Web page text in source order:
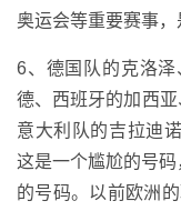
奥运会等重要赛事，
6、德国队的克洛
德、西班牙的加西亚
意大利队的吉拉迪
这是一个尴尬的号
的号码。以前欧洲